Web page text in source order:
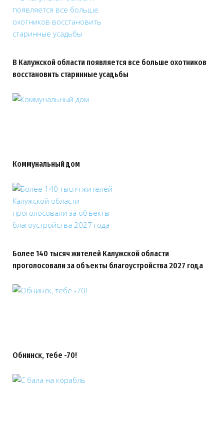
В Калужской области появляется все больше охотников
восстановить старинные усадьбы
Коммунальный дом
Более 140 тысяч жителей Калужской области
проголосовали за объекты благоустройства 2027 года
Обнинск, тебе -70!